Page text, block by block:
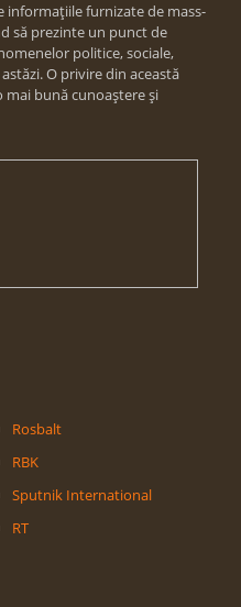
informațiile furnizate de mass-
să prezinte un punct de
politice, sociale,
O privire din această
mai bună cunoaștere și
Rosbalt
RBK
Sputnik International
RT